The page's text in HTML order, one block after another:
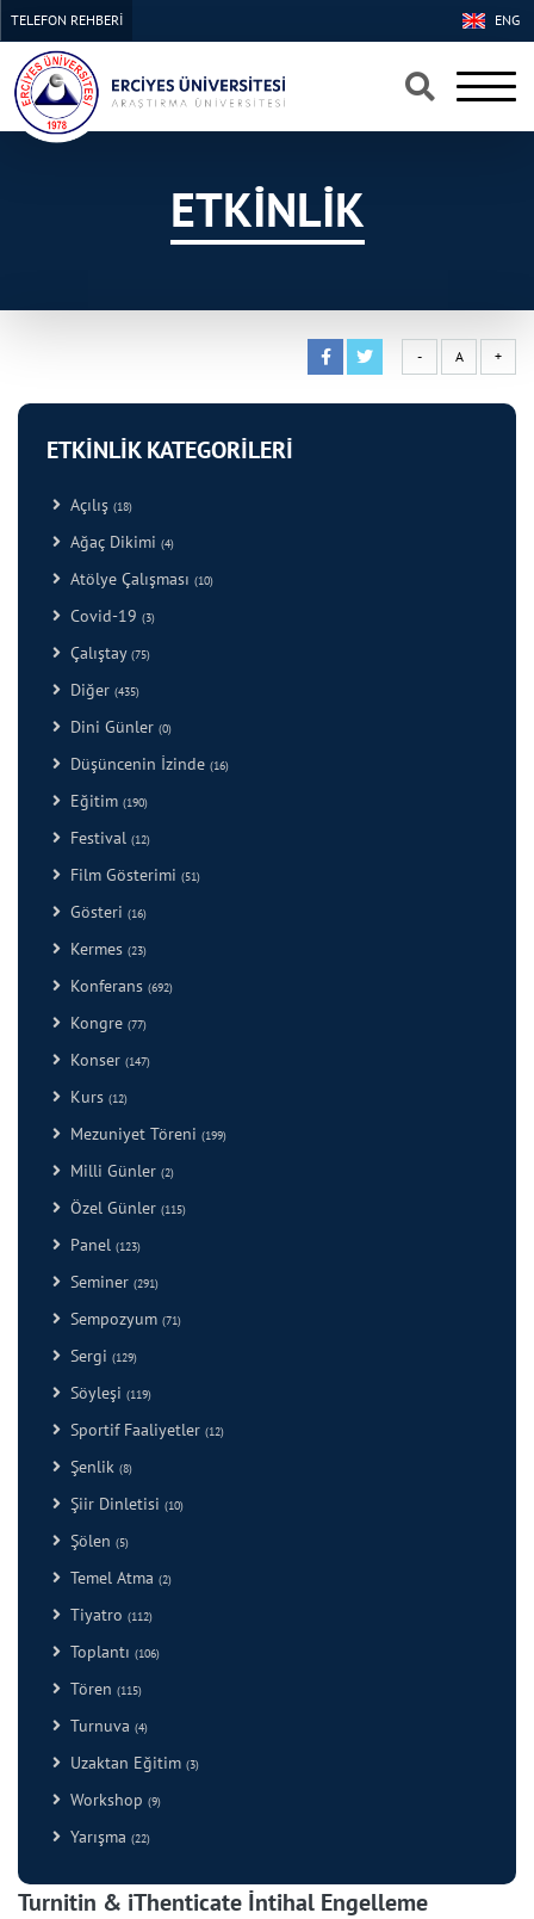
×
×
ENG
TELEFON REHBERİ
ETKİNLİK
- A +
ETKİNLİK KATEGORİLERİ
Açılış (18)
Ağaç Dikimi (4)
Atölye Çalışması (10)
Covid-19 (3)
Çalıştay (75)
Diğer (435)
Dini Günler (0)
Düşüncenin İzinde (16)
Eğitim (190)
Festival (12)
Film Gösterimi (51)
Gösteri (16)
Kermes (23)
Konferans (692)
Kongre (77)
Konser (147)
Kurs (12)
Mezuniyet Töreni (199)
Milli Günler (2)
Özel Günler (115)
Panel (123)
Seminer (291)
Sempozyum (71)
Sergi (129)
Söyleşi (119)
Sportif Faaliyetler (12)
Şenlik (8)
Şiir Dinletisi (10)
Şölen (5)
Temel Atma (2)
Tiyatro (112)
Toplantı (106)
Tören (115)
Turnuva (4)
Uzaktan Eğitim (3)
Workshop (9)
Yarışma (22)
Turnitin & iThenticate İntihal Engelleme